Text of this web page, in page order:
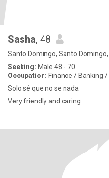
Sasha, 48
Santo Domingo, Santo
Seeking: Male 48 - 70
Occupation: Finance / Banking
Solo sé que no se nada
Very friendly and caring